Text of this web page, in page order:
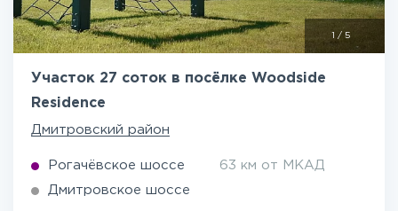
/ 5
Участок 27 соток в посёлке Woodside
Residence
Дмитровский район
Рогачёвское шоссе 63 км от МКАД
Дмитровское шоссе